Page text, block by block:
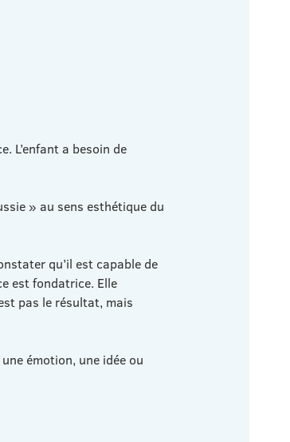
L’enfant a besoin de
» au sens esthétique du
qu’il est capable de
est fondatrice. Elle
pas le résultat, mais
émotion, une idée ou